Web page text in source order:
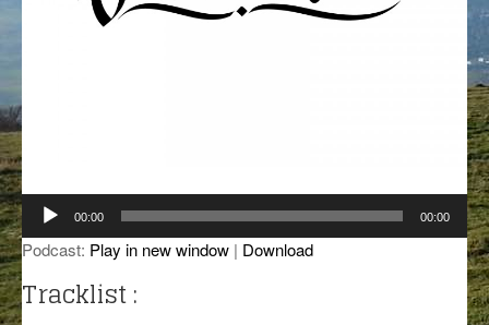
GROOVE N SUN
LA SOUTERRAINE
MUSIQUE DES ANTIPODES
PLUS DE MIX
Lecteur
audio
00:00 00:00
Podcast: Play in new window | Download
Tracklist :